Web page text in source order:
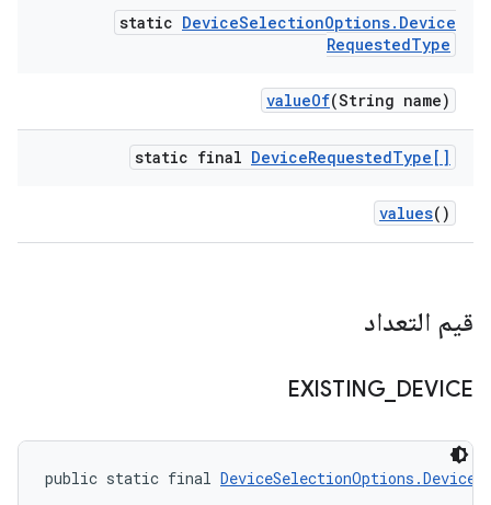
static DeviceSelectionOptions. Device
RequestedType
valueOf(String name)
static final DeviceRequestedType[]
values()
قيم التعداد
EXISTING_ DEVICE
public static final